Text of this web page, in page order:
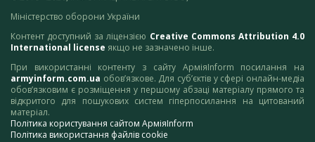
Міністерство оборони України
Контент доступний за ліцензією Creative Commons Attribution 4.0
International license якщо не зазначено інше.
При використанні контенту з сайту АрміяInform посилання на
armyinform.com.ua обов’язкове. Для суб’єктів у сфері онлайн-медіа
обов’язковим є розміщення у першому абзаці матеріалу прямого та
відкритого для пошукових систем гіперпосилання на цитований
матеріал.
Політика користування сайтом АрміяInform
Політика використання файлів cookie